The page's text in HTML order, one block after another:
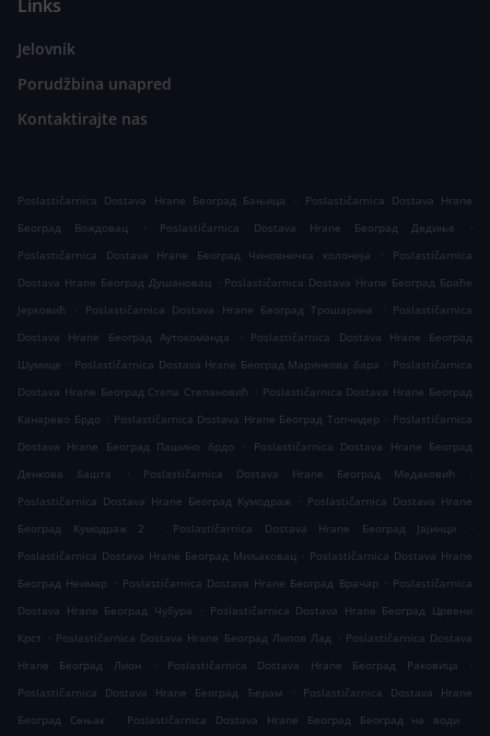
Links
Jelovnik
Porudžbina unapred
Kontaktirajte nas
Poslastičarnica Dostava Hrane Београд Бањица .
Poslastičarnica Dostava Hrane
Београд Вождовац
. Poslastičarnica Dostava Hrane Београд Дедиње
.
Poslastičarnica Dostava Hrane Београд Чиновничка колонија
.
Poslastičarnica
Dostava Hrane Београд Душановац . Poslastičarnica Dostava Hrane Београд Браће
Јерковић
. Poslastičarnica Dostava Hrane Београд Трошарина . Poslastičarnica
Dostava Hrane Београд Аутокоманда
.
Poslastičarnica Dostava Hrane Београд
Шумице . Poslastičarnica Dostava Hrane Београд Маринкова бара . Poslastičarnica
Dostava Hrane Београд Степа Степановић . Poslastičarnica Dostava Hrane Београд
Канарево Брдо . Poslastičarnica Dostava Hrane Београд Топчидер . Poslastičarnica
Dostava Hrane Београд Пашино брдо
.
Poslastičarnica Dostava Hrane Београд
Денкова башта
. Poslastičarnica Dostava Hrane Београд Медаковић
.
Poslastičarnica Dostava Hrane Београд Кумодраж . Poslastičarnica Dostava Hrane
Београд Кумодраж 2
. Poslastičarnica Dostava Hrane Београд Јајинци
.
Poslastičarnica Dostava Hrane Београд Миљаковац . Poslastičarnica Dostava Hrane
Београд Неимар . Poslastičarnica Dostava Hrane Београд Врачар . Poslastičarnica
Dostava Hrane Београд Чубура
. Poslastičarnica Dostava Hrane Београд Црвени
Крст . Poslastičarnica Dostava Hrane Београд Липов Лад . Poslastičarnica Dostava
Hrane Београд Лион
. Poslastičarnica Dostava Hrane Београд Раковица
.
Poslastičarnica Dostava Hrane Београд Ђерам
.
Poslastičarnica Dostava Hrane
Београд Сењак
. Poslastičarnica Dostava Hrane Београд Београд на води
.